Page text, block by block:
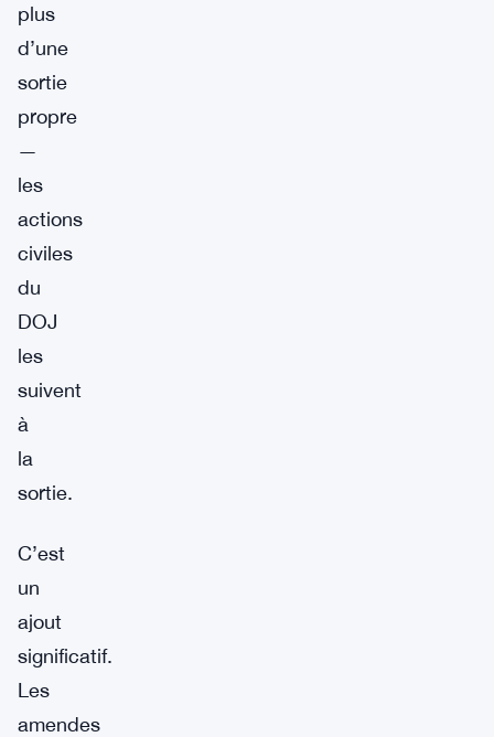
plus
d’une
sortie
propre
—
les
actions
civiles
du
DOJ
les
suivent
à
la
sortie.
C’est
un
ajout
significatif.
Les
amendes